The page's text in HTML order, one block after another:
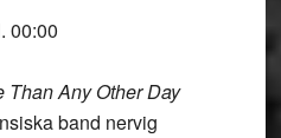
00:00
Than Any Other Day
band nervig